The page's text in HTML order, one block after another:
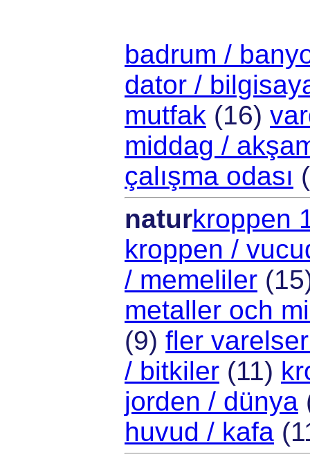
badrum /
dator /
mutfak (16)
middag /
çalışma odası
naturkroppen
kroppen /
/ memeliler
metaller och
(9) fler
/ bitkiler (11)
jorden / dünya
huvud / kafa